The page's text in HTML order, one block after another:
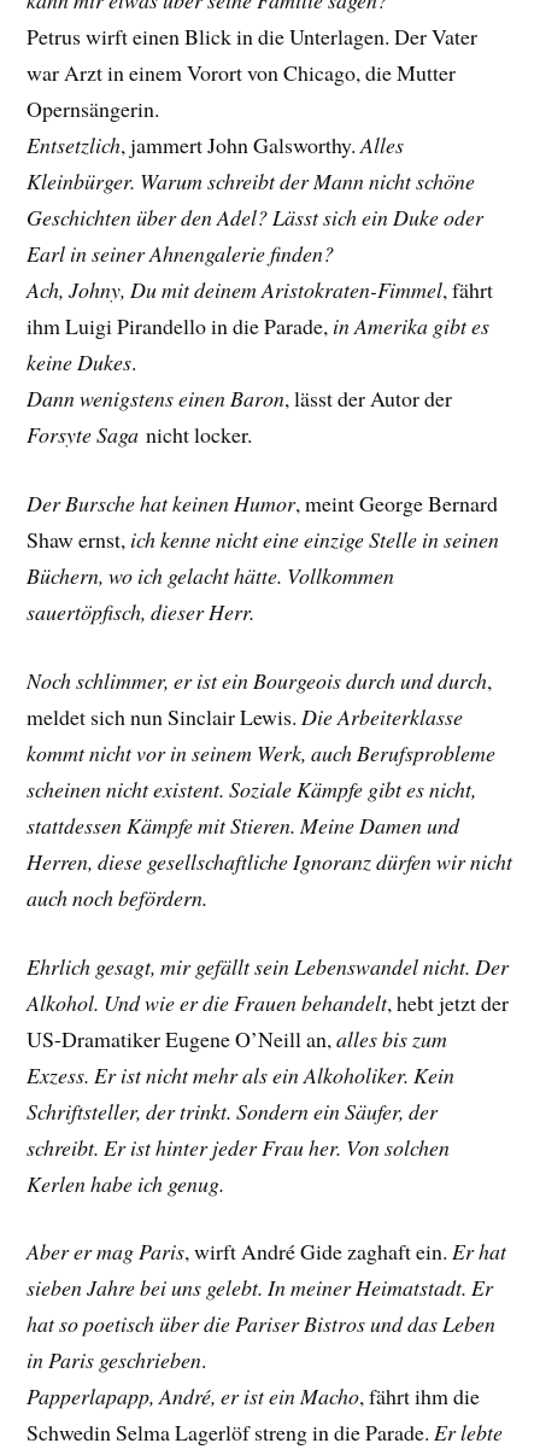
Petrus wirft einen Blick in die Unterlagen. Der Vater
war Arzt in einem Vorort von Chicago, die Mutter
Opernsängerin.
Entsetzlich, jammert John Galsworthy.Alles
Kleinbürger. Warum schreibt der Mann nicht schöne
Geschichten über den Adel? Lässt sich ein Duke oder
Earl in seiner Ahnengalerie finden?
Ach, Johny, Du mit deinem Aristokraten-Fimmel, fährt
ihm Luigi Pirandello in die Parade, in Amerika gibt es
keine Dukes.
Dann wenigstens einen Baron, lässt der Autor der
Forsyte Saga nicht locker.
Der Bursche hat keinen Humor, meint George Bernard
Shaw ernst, ich kenne nicht eine einzige Stelle in seinen
Büchern, wo ich gelacht hätte. Vollkommen
sauertöpfisch, dieser Herr.
Noch schlimmer, er ist ein Bourgeois durch und durch,
meldet sich nun Sinclair Lewis.Die Arbeiterklasse
kommt nicht vor in seinem Werk, auch Berufsprobleme
scheinen nicht existent. Soziale Kämpfe gibt es nicht,
stattdessen Kämpfe mit Stieren. Meine Damen und
Herren, diese gesellschaftliche Ignoranz dürfen wir nicht
auch noch befördern.
Ehrlich gesagt, mir gefällt sein Lebenswandel nicht. Der
Alkohol. Und wie er die Frauen behandelt, hebt jetzt der
US-DramatikerEugene O’Neillan,alles bis zum
Exzess. Er ist nicht mehr als ein Alkoholiker. Kein
Schriftsteller, der trinkt. Sondern ein Säufer, der
schreibt. Er ist hinter jeder Frau her. Von solchen
Kerlen habe ich genug.
Aber er mag Paris, wirft André Gide zaghaft ein.Er hat
sieben Jahre bei uns gelebt. In meiner Heimatstadt. Er
hat so poetisch über die Pariser Bistros und das Leben
in Paris geschrieben.
Papperlapapp, André, er ist ein Macho, fährt ihm die
SchwedinSelma Lagerlöf strengin die Parade.Er lebte